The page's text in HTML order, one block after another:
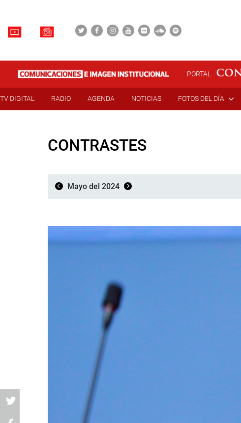
PORTAL
TV DIGITAL RADIO AGENDA NOTICIAS FOTOS DEL DÍA
CONTRASTES
Mayo del 2024